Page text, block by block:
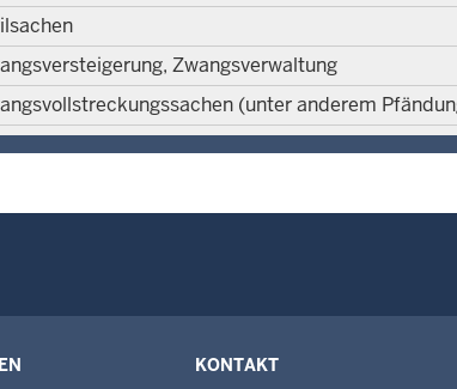
Zwangsverwaltung
(unter anderem
KONTAKT